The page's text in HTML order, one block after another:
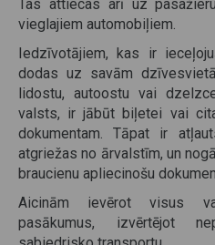
Tas attiecas arī uz
vieglajiem automobiļiem.
Iedzīvotājiem, kas ir
dodas uz savām
lidostu, autoostu vai
valsts, ir jābūt biļetei vai
dokumentam. Tāpat ir
atgriežas no ārvalstīm, un
braucienu apliecinošu
Aicinām ievērot visus
pasākumus, izvērtējot